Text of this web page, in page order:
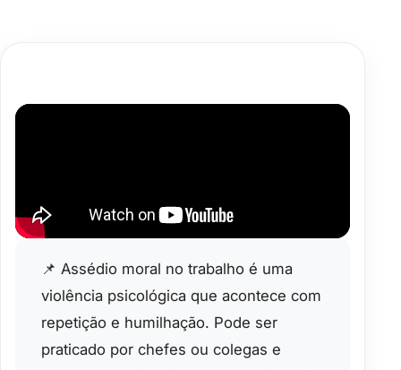
📌 Assédio moral no trabalho é uma
violência psicológica que acontece com
repetição e humilhação. Pode ser
praticado por chefes ou colegas e